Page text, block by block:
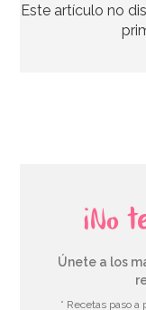
Este artículo no
¡No
Únete a los
* Recetas paso a